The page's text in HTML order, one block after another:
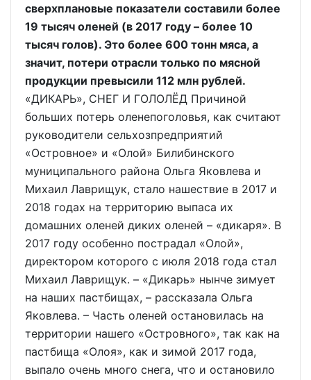
сверхплановые показатели составили более
19 тысяч оленей (в 2017 году – более 10
тысяч голов). Это более 600 тонн мяса, а
значит, потери отрасли только по мясной
продукции превысили 112 млн рублей.
«ДИКАРЬ», СНЕГ И ГОЛОЛЁД Причиной
больших потерь оленепоголовья, как считают
руководители сельхозпредприятий
«Островное» и «Олой» Билибинского
муниципального района Ольга Яковлева и
Михаил Лаврищук, стало нашествие в 2017 и
2018 годах на территорию выпаса их
домашних оленей диких оленей – «дикаря». В
2017 году особенно пострадал «Олой»,
директором которого с июля 2018 года стал
Михаил Лаврищук. – «Дикарь» нынче зимует
на наших пастбищах, – рассказала Ольга
Яковлева. – Часть оленей остановилась на
территории нашего «Островного», так как на
пастбища «Олоя», как и зимой 2017 года,
выпало очень много снега, что и остановило